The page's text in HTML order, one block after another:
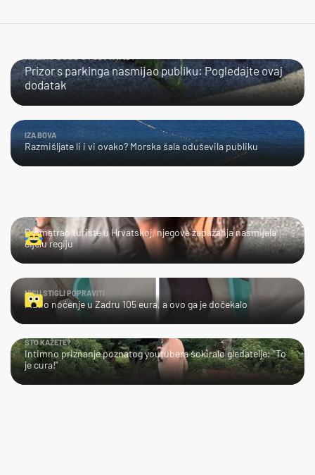
Prizor s parkinga nasmijao publiku: Pogledajte ovaj
dodatak
IZA BOVA
Razmišljate li i vi ovako? Morska šala oduševila publiku
LOL
Promatrao turiste u Hrvatskoj, njegova zapažanja nasmijala
cijelu regiju
NISU STIGLI POPRAVITI
Platio noćenje u Zadru 105 eura, a ovo ga je dočekalo
ŠTO KAŽETE?
Intimno priznanje poznatog youtubera šokiralo gledatelje: "To
je cura!"